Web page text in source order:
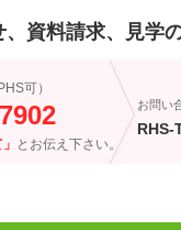
、資料請求、見学
可）
とお伝え下さい。
お問い
RHS-